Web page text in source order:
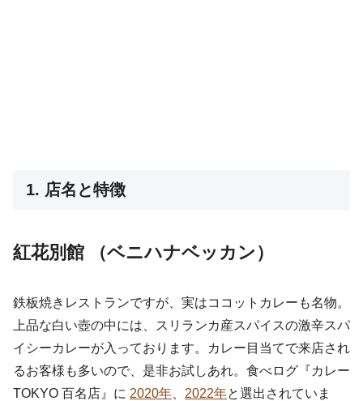
1. 店名と特徴
紅花別館 （ベニハナベッカン）
鉄板焼きレストランですが、実はココットカレーも名物。
上品な白い壺の中には、スリランカ産スパイスの激辛スパ
イシーカレーが入っております。カレー目当てで来店され
るお客様も多いので、是非お試しあれ。食べログ『カレー
TOKYO 百名店』に 2020年 2022年と選出されていま